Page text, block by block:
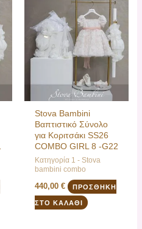
Stova Bambini
Βαπτιστικό Σύνολο
για Κοριτσάκι SS26
COMBO GIRL 8 -G22
Κατηγορία 1 - Stova
bambini combo
440,00 € ΠΡΟΣΘΉΚΗ
ΣΤΟ ΚΑΛΆΘΙ